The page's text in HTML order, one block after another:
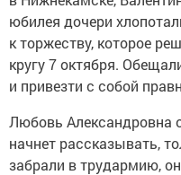
юбилея дочери
к торжеству, которое
кругу 7 октября.
и привезти с собой
Любовь Александровна
начнет рассказывать,
забрали в трудармию,